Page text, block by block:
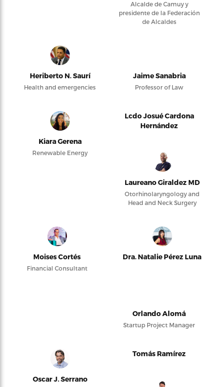
Alcalde de Camuy y
presidente de la Federación
de Alcaldes
Heriberto N. Saurí
Health and emergencies
Jaime Sanabria
Professor of Law
Kiara Gerena
Renewable Energy
Lcdo Josué Cardona
Hernández
Laureano Giraldez MD
Otorhinolaryngology and
Head and Neck Surgery
Moises Cortés
Financial Consultant
Dra. Natalie Pérez Luna
Orlando Alomá
Startup Project Manager
Oscar J. Serrano
Tomás Ramírez